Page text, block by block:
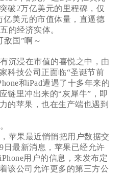
破2万亿美元的里程碑，仅
亿美元的市值体量，直逼德
的经济实体。
国”啊～
沉浸在市值的喜悦之中，由
科技公司正面临“圣诞节前
和iPad遭遇了十多年来的
链里冲出来的“灰犀牛”，即
的苹果，也在生产端也遇到
苹果最近悄悄把用户数据交
日最新消息，苹果已经允许
用户的信息，来发布定
该公司允许更多的第三方公